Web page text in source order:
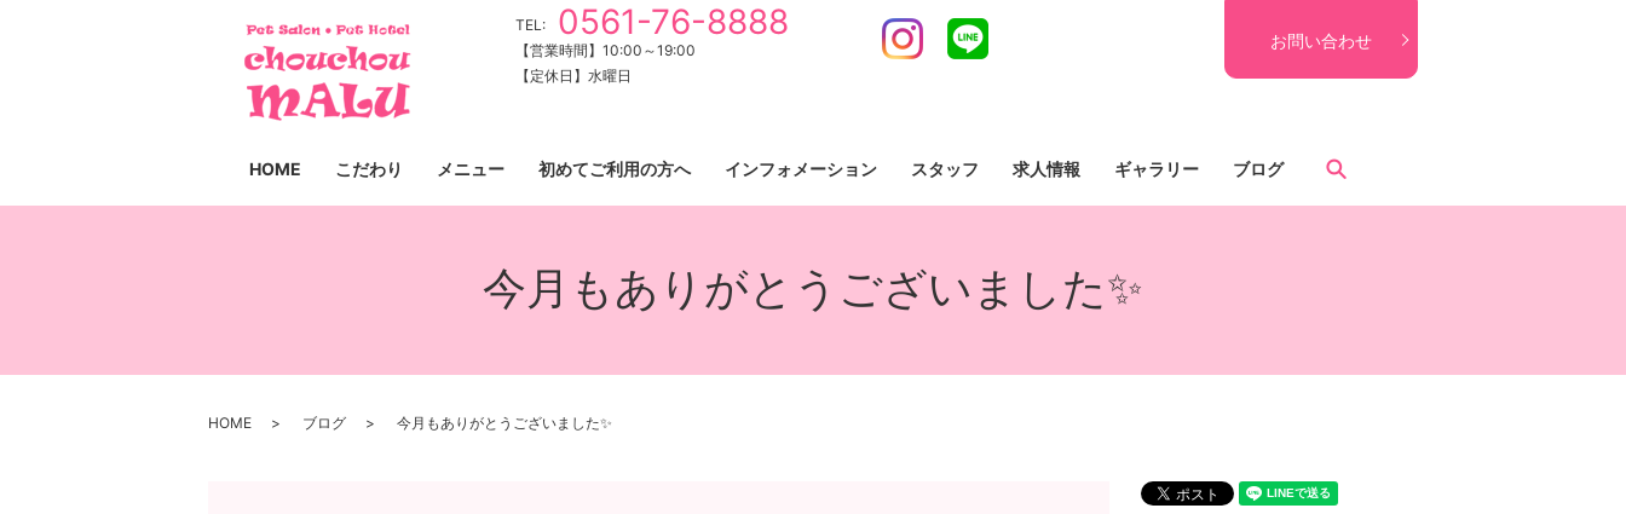
TEL: 0561-76-8888
【営業時間】10:00～19:00
【定休日】水曜日
Instagram お問い合わせ
HOME こだわり メニュー 初めてご利用の方へ インフォメーション スタッフ 求人情報 ギャラリー ブログ
今月もありがとうございました✨
HOME ブログ 今月もありがとうございました✨